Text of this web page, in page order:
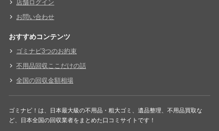
店舗ログイン
お問い合わせ
おすすめコンテンツ
ゴミナビ3つのお約束
不用品回収ここだけの話
全国の回収金額相場
ゴミナビ！は、日本最大級の不用品・粗大ゴミ、遺品整理、不用品買取な
ど、日本全国の回収業者をまとめた口コミサイトです！